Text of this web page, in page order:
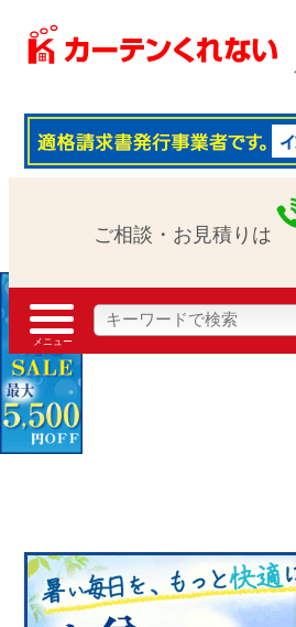
ご相談・お見積りは